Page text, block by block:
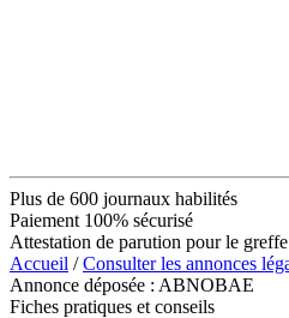
Plus de 600 journaux habilités
Paiement 100% sécurisé
Attestation de parution pour le
Accueil /Consulter les annonces
Annonce déposée : ABNOBAE
Fiches pratiques et conseils